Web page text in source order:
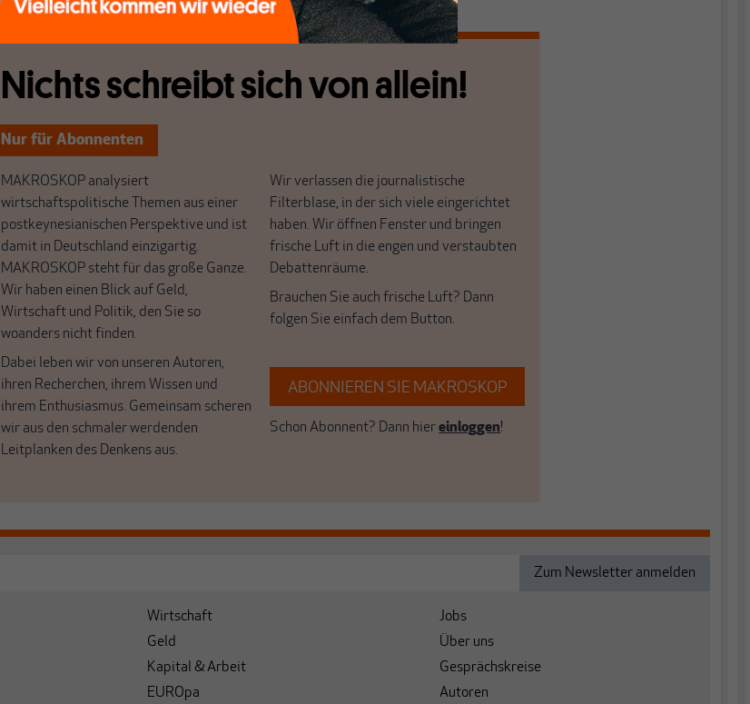
Nichts schreibt sich von allein!
Nur für Abonnenten
MAKROSKOP analysiert
wirtschaftspolitische Themen aus einer
postkeynesianischen Perspektive und ist
damit in Deutschland einzigartig.
MAKROSKOP steht für das große Ganze.
Wir haben einen Blick auf Geld,
Wirtschaft und Politik, den Sie so
woanders nicht finden.
Dabei leben wir von unseren Autoren,
ihren Recherchen, ihrem Wissen und
ihrem Enthusiasmus. Gemeinsam scheren
wir aus den schmaler werdenden
Leitplanken des Denkens aus.
Wir verlassen die journalistische
Filterblase, in der sich viele eingerichtet
haben. Wir öffnen Fenster und bringen
frische Luft in die engen und verstaubten
Debattenräume.
Brauchen Sie auch frische Luft? Dann
folgen Sie einfach dem Button.
ABONNIEREN SIE MAKROSKOP
Schon Abonnent? Dann hier einloggen!
Wirtschaft
Geld
Kapital & Arbeit
EUROpa
Jobs
Über uns
Gesprächskreise
Autoren